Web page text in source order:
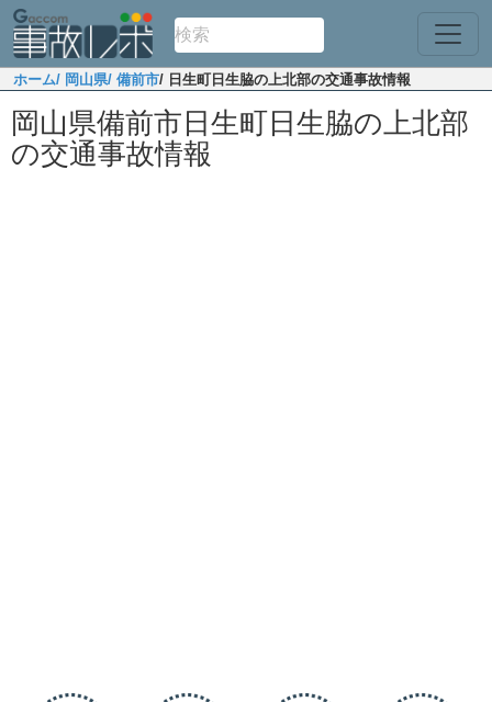
ホーム/ 岡山県/ 備前市/ 日生町日生脇の上北部の交通事故情報
岡山県備前市日生町日生脇の上北部
の交通事故情報